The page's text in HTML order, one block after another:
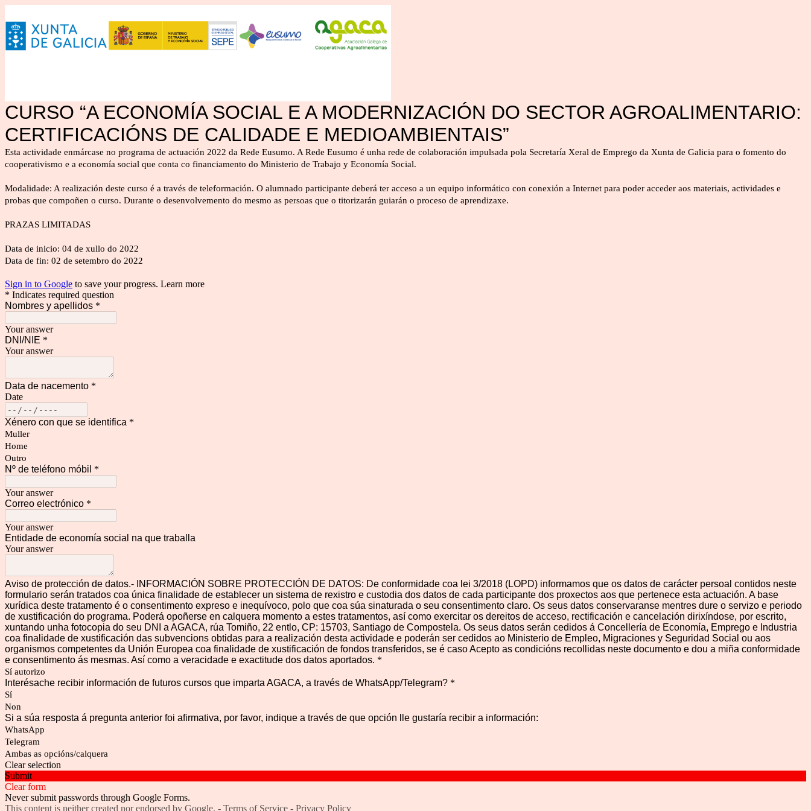
CURSO “A ECONOMÍA SOCIAL E A MODERNIZACIÓN DO SECTOR AGROALIMENTARIO:
CERTIFICACIÓNS DE CALIDADE E MEDIOAMBIENTAIS”
Esta actividade enmárcase no programa de actuación 2022 da Rede Eusumo. A Rede Eusumo é unha rede de colaboración impulsada pola Secretaría Xeral de Emprego da Xunta de Galicia para o fomento do
cooperativismo e a economía social que conta co financiamento do Ministerio de Trabajo y Economía Social.
Modalidade: A realización deste curso é a través de teleformación. O alumnado participante deberá ter acceso a un equipo informático con conexión a Internet para poder acceder aos materiais, actividades e
probas que compoñen o curso. Durante o desenvolvemento do mesmo as persoas que o titorizarán guiarán o proceso de aprendizaxe.
PRAZAS LIMITADAS
Data de inicio: 04 de xullo do 2022
Data de fin: 02 de setembro do 2022
Sign in to Google to save your progress. Learn more
* Indicates required question
Nombres y apellidos *
Your answer
DNI/NIE *
Your answer
Data de nacemento *
Date
Xénero con que se identifica *
Muller
Home
Outro
Nº de teléfono móbil *
Your answer
Correo electrónico *
Your answer
Entidade de economía social na que traballa
Your answer
Aviso de protección de datos.- INFORMACIÓN SOBRE PROTECCIÓN DE DATOS: De conformidade coa lei 3/2018 (LOPD) informamos que os datos de carácter persoal contidos neste
formulario serán tratados coa única finalidade de establecer un sistema de rexistro e custodia dos datos de cada participante dos proxectos aos que pertenece esta actuación. A base
xurídica deste tratamento é o consentimento expreso e inequívoco, polo que coa súa sinaturada o seu consentimento claro. Os seus datos conservaranse mentres dure o servizo e periodo
de xustificación do programa. Poderá opoñerse en calquera momento a estes tratamentos, así como exercitar os dereitos de acceso, rectificación e cancelación dirixíndose, por escrito,
xuntando unha fotocopia do seu DNI a AGACA, rúa Tomiño, 22 entlo, CP: 15703, Santiago de Compostela. Os seus datos serán cedidos á Concellería de Economía, Emprego e Industria
coa finalidade de xustificación das subvencions obtidas para a realización desta actividade e poderán ser cedidos ao Ministerio de Empleo, Migraciones y Seguridad Social ou aos
organismos competentes da Unión Europea coa finalidade de xustificación de fondos transferidos, se é caso Acepto as condicións recollidas neste documento e dou a miña conformidade
e consentimento ás mesmas. Así como a veracidade e exactitude dos datos aportados. *
Sí autorizo
Interésache recibir información de futuros cursos que imparta AGACA, a través de WhatsApp/Telegram? *
Sí
Non
Si a súa resposta á pregunta anterior foi afirmativa, por favor, indique a través de que opción lle gustaría recibir a información:
WhatsApp
Telegram
Ambas as opcións/calquera
Clear selection
Submit
Clear form
Never submit passwords through Google Forms.
This content is neither created nor endorsed by Google. - Terms of Service - Privacy Policy